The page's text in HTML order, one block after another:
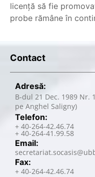
licență să fie
probe rămâne în
Contact
Adresă:
B-dul 21 Dec. 1989 Nr.
pe Anghel Saligny)
Telefon:
+ 40-264-42.46.74
+ 40-264-41.99.58
Email:
Fax:
+ 40-264-42.46.74